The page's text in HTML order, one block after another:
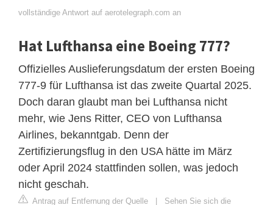
vollständige Antwort auf aerotelegraph.com an
Hat Lufthansa eine Boeing 777?
Offizielles Auslieferungsdatum der ersten Boeing
777-9 für Lufthansa ist das zweite Quartal 2025.
Doch daran glaubt man bei Lufthansa nicht
mehr, wie Jens Ritter, CEO von Lufthansa
Airlines, bekanntgab. Denn der
Zertifizierungsflug in den USA hätte im März
oder April 2024 stattfinden sollen, was jedoch
nicht geschah.
Antrag auf Entfernung der Quelle | Sehen Sie sich die